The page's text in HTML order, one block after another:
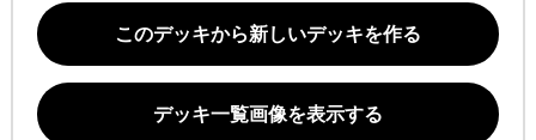
このデッキから新しいデッキを作る
デッキ一覧画像を表示する